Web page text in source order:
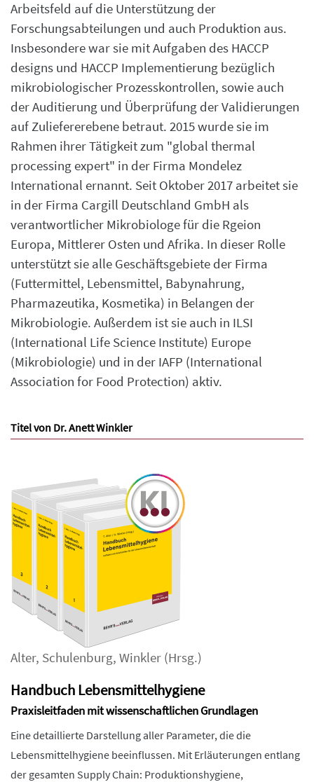
Arbeitsfeld auf die Unterstützung der
Forschungsabteilungen und auch Produktion aus.
Insbesondere war sie mit Aufgaben des HACCP
designs und HACCP Implementierung bezüglich
mikrobiologischer Prozesskontrollen, sowie auch
der Auditierung und Überprüfung der Validierungen
auf Zuliefererebene betraut. 2015 wurde sie im
Rahmen ihrer Tätigkeit zum "global thermal
processing expert" in der Firma Mondelez
International ernannt. Seit Oktober 2017 arbeitet sie
in der Firma Cargill Deutschland GmbH als
verantwortlicher Mikrobiologe für die Rgeion
Europa, Mittlerer Osten und Afrika. In dieser Rolle
unterstützt sie alle Geschäftsgebiete der Firma
(Futtermittel, Lebensmittel, Babynahrung,
Pharmazeutika, Kosmetika) in Belangen der
Mikrobiologie. Außerdem ist sie auch in ILSI
(International Life Science Institute) Europe
(Mikrobiologie) und in der IAFP (International
Association for Food Protection) aktiv.
Titel von Dr. Anett Winkler
Alter, Schulenburg, Winkler (Hrsg.)
Handbuch Lebensmittelhygiene
Praxisleitfaden mit wissenschaftlichen Grundlagen
Eine detaillierte Darstellung aller Parameter, die die
Lebensmittelhygiene beeinflussen. Mit Erläuterungen entlang
der gesamten Supply Chain: Produktionshygiene,